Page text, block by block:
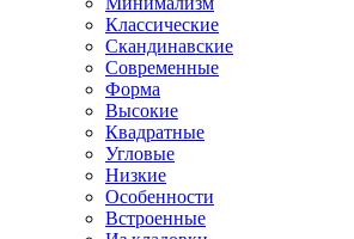
Классические
Скандинавские
Современные
Форма
Высокие
Квадратные
Угловые
Низкие
Особенности
Встроенные